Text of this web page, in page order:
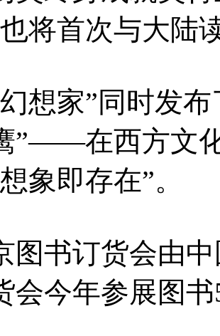
将首次与大陆
想家”同时发
”——在西方文
象即存在”。
图书订货会由
会今年参展图